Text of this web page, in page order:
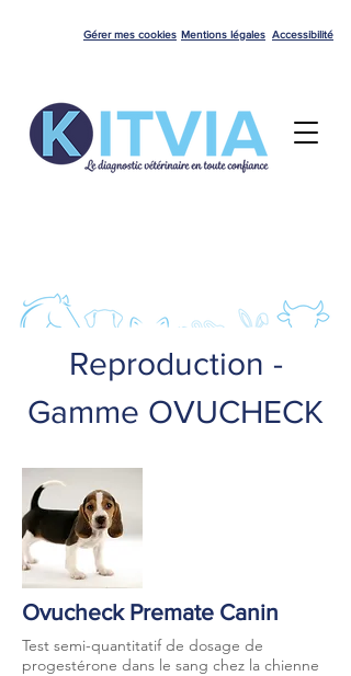
Gérer mes cookies Mentions légales Accessibilité
Reproduction -
Gamme OVUCHECK
Ovucheck Premate Canin
Test semi-quantitatif de dosage de
progestérone dans le sang chez la chienne